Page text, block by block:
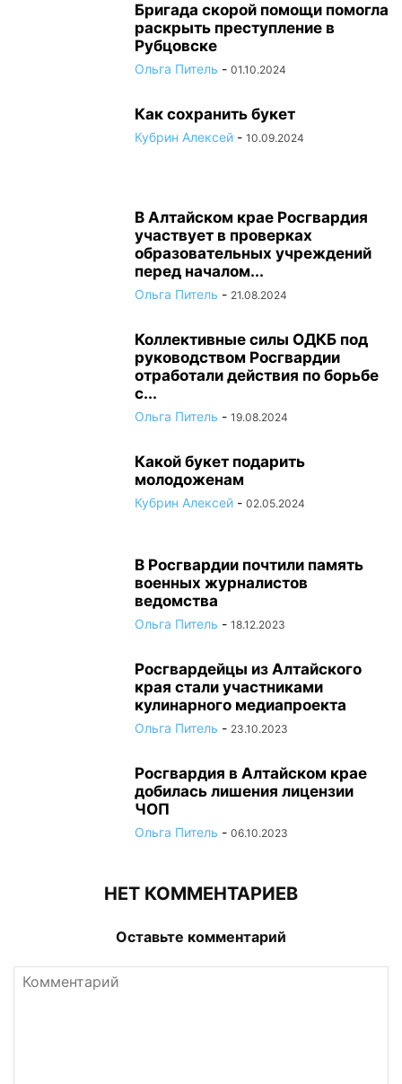
Бригада скорой помощи помогла
раскрыть преступление в
Рубцовске
Ольга Питель - 01.10.2024
Как сохранить букет
Кубрин Алексей - 10.09.2024
В Алтайском крае Росгвардия
участвует в проверках
образовательных учреждений
перед началом...
Ольга Питель - 21.08.2024
Коллективные силы ОДКБ под
руководством Росгвардии
отработали действия по борьбе
с...
Ольга Питель - 19.08.2024
Какой букет подарить
молодоженам
Кубрин Алексей - 02.05.2024
В Росгвардии почтили память
военных журналистов
ведомства
Ольга Питель - 18.12.2023
Росгвардейцы из Алтайского
края стали участниками
кулинарного медиапроекта
Ольга Питель - 23.10.2023
Росгвардия в Алтайском крае
добилась лишения лицензии
ЧОП
Ольга Питель - 06.10.2023
НЕТ КОММЕНТАРИЕВ
Оставьте комментарий